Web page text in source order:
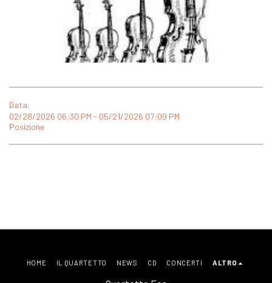
Data:
02/28/2026 06:30 PM - 05/21/2026 07:09 PM
Posizione
HOME IL QUARTETTO NEWS CD CONCERTI ALTRO